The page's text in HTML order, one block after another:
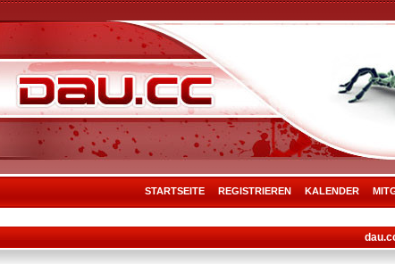
STARTSEITE REGISTRIEREN KALENDER